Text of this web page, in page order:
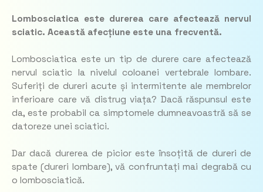
Lombosciatica este durerea care afectează nervul
sciatic. Această afecțiune este una frecventă.
Lombosciatica este un tip de durere care afectează
nervul sciatic la nivelul coloanei vertebrale lombare.
Suferiți de dureri acute și intermitente ale membrelor
inferioare care vă distrug viața? Dacă răspunsul este
da, este probabil ca simptomele dumneavoastră să se
datoreze unei sciatici.
Dar dacă durerea de picior este însoțită de dureri de
spate (dureri lombare), vă confruntați mai degrabă cu
o lombosciatică.